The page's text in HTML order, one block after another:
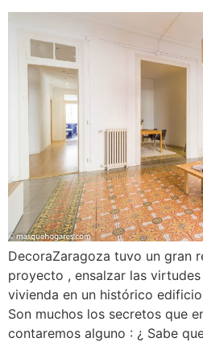
DecoraZaragoza tuvo un gran
proyecto , ensalzar las
vivienda en un histórico
Son muchos los secretos que
contaremos alguno : ¿ Sabe